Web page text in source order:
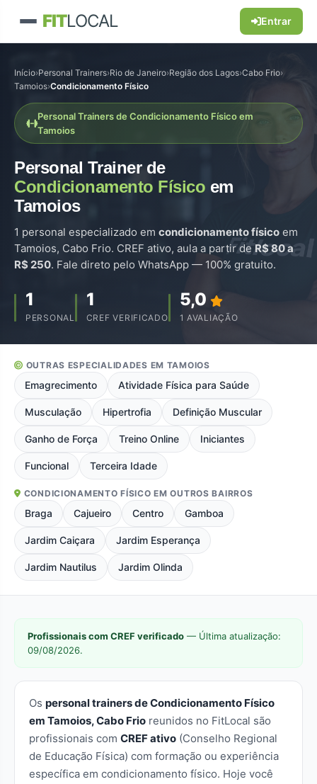
FITLOCAL Entrar
Início›Personal Trainers›Rio de Janeiro›Região dos Lagos›Cabo Frio›
Tamoios›Condicionamento Físico
Personal Trainers de Condicionamento Físico em
Tamoios
Personal Trainer de
Condicionamento Físico em
Tamoios
1 personal especializado em condicionamento físico em
Tamoios, Cabo Frio. CREF ativo, aula a partir deR$ 80 a
R$ 250. Fale direto pelo WhatsApp — 100% gratuito.
1
PERSONAL
1
CREF VERIFICADO
5,0
1 AVALIAÇÃO
OUTRAS ESPECIALIDADES EM TAMOIOS
Emagrecimento Atividade Física para Saúde
Musculação Hipertrofia Definição Muscular
Ganho de Força Treino Online Iniciantes
Funcional Terceira Idade
CONDICIONAMENTO FÍSICO EM OUTROS BAIRROS
Braga Cajueiro Centro Gamboa
Jardim Caiçara Jardim Esperança
Jardim Nautilus Jardim Olinda
Profissionais com CREF verificado — Última atualização:
09/08/2026.
Os personal trainers de Condicionamento Físico
em Tamoios, Cabo Frio reunidos no FitLocal são
profissionais com CREF ativo (Conselho Regional
de Educação Física) com formação ou experiência
específica em condicionamento físico. Hoje você